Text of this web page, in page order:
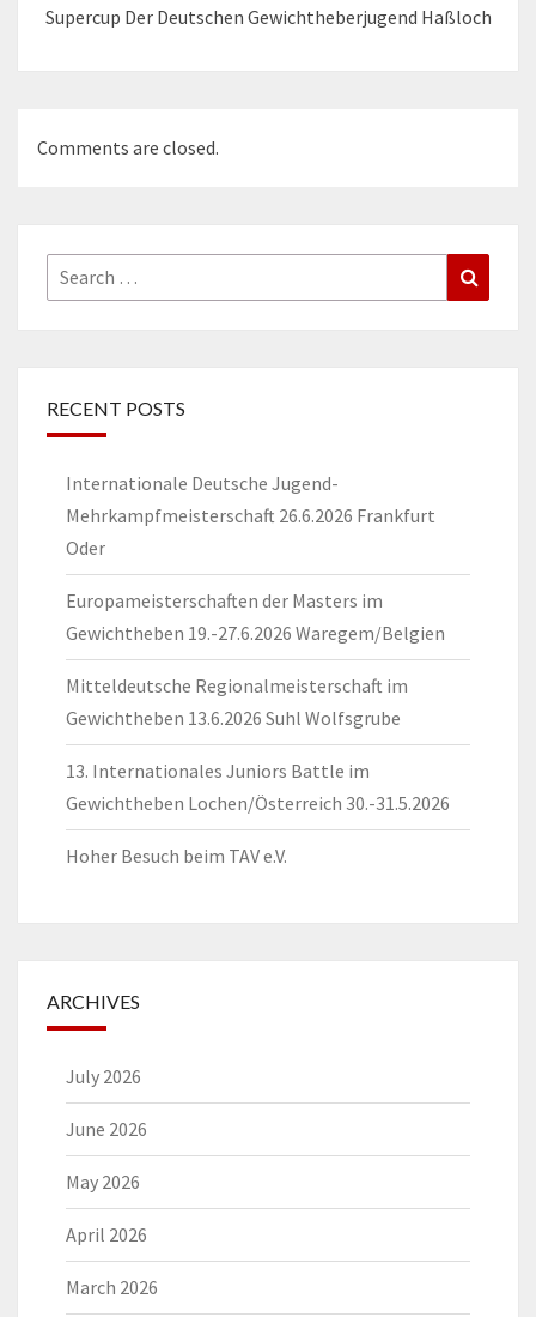
Supercup Der Deutschen Gewichtheberjugend Haßloch
Comments are closed.
Search
for:
RECENT POSTS
Internationale Deutsche Jugend-
Mehrkampfmeisterschaft 26.6.2026 Frankfurt
Oder
Europameisterschaften der Masters im
Gewichtheben 19.-27.6.2026 Waregem/Belgien
Mitteldeutsche Regionalmeisterschaft im
Gewichtheben 13.6.2026 Suhl Wolfsgrube
13. Internationales Juniors Battle im
Gewichtheben Lochen/Österreich 30.-31.5.2026
Hoher Besuch beim TAV e.V.
ARCHIVES
July 2026
June 2026
May 2026
April 2026
March 2026